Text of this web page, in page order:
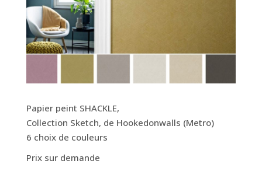
Papier peint SHACKLE,
Collection Sketch, de Hookedonwalls (Metro)
6 choix de couleurs
Prix sur demande